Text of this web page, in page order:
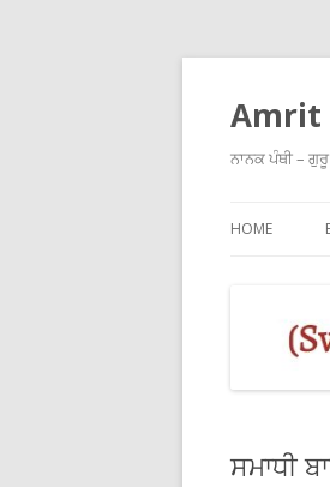
Amrit
ਨਾਨਕ ਪੰਥੀ –
HOME
ਸਮਾਧੀ